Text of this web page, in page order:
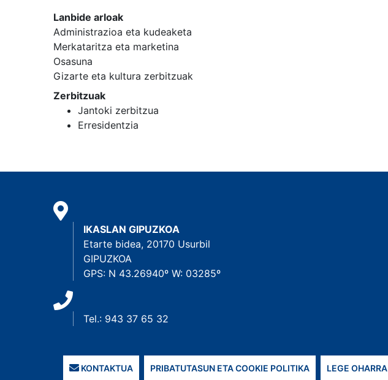
Lanbide arloak
Administrazioa eta kudeaketa
Merkataritza eta marketina
Osasuna
Gizarte eta kultura zerbitzuak
Zerbitzuak
Jantoki zerbitzua
Erresidentzia
IKASLAN GIPUZKOA
Etarte bidea, 20170 Usurbil
GIPUZKOA
GPS: N 43.26940º W: 03285º
Tel.: 943 37 65 32
KONTAKTUA PRIBATUTASUN ETA COOKIE POLITIKA LEGE OHARRA